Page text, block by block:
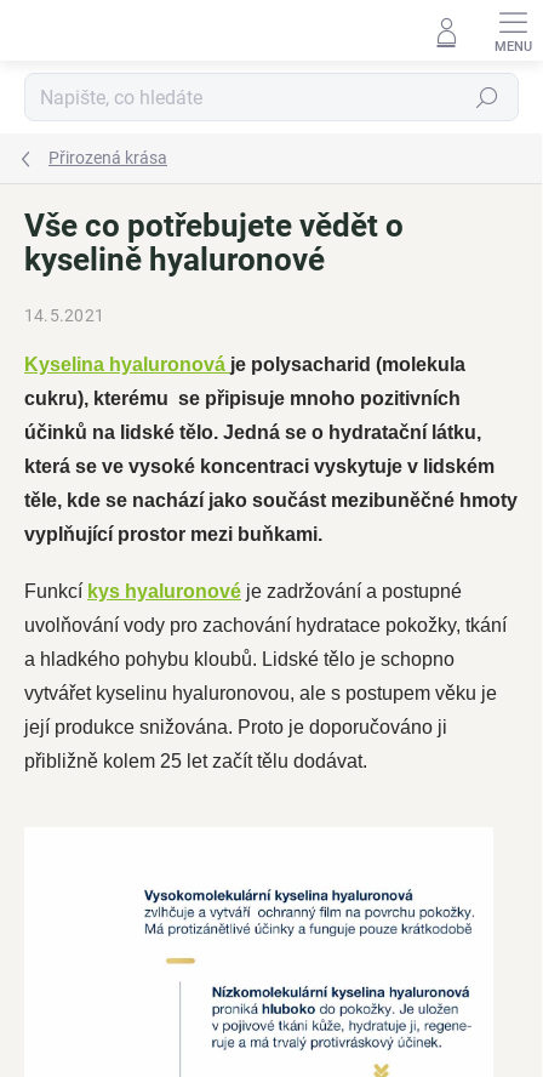
Hledat
Přirozená krása
Vše co potřebujete vědět o
kyselině hyaluronové
14.5.2021
Kyse lina hyaluronová je polysacharid (molekula
cukru), kterému se připisuje mnoho pozitivních
účinků na lidské tělo. Jedná se o hydratační látku,
která se ve vysoké koncentraci vyskytuje v lidském
těle, kde se nachází jako součást mezibuněčné hmoty
vyplňující prostor mezi buňkami.
Funkcí kys hyaluronové je zadržování a postupné
uvolňování vody pro zachování hydratace pokožky, tkání
a hladkého pohybu kloubů. Lidské tělo je schopno
vytvářet kyselinu hyaluronovou, ale s postupem věku je
její produkce snižována. Proto je doporučováno ji
přibližně kolem 25 let začít tělu dodávat.